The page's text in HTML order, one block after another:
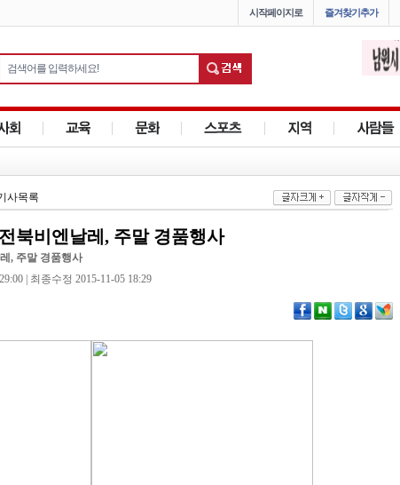
즐겨찾기추가
시작페이지로
사목록
북비엔날레, 주말 경품행사
, 주말 경품행사
| 최종수정 2015-11-05 18:29